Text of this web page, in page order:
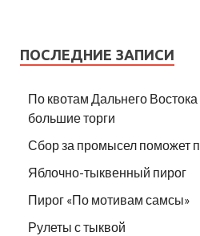
ПОСЛЕДНИЕ ЗАПИСИ
По квотам Дальнего
большие торги
Сбор за промысел поможет
Яблочно-тыквенный пирог
Пирог «По мотивам самсы»
Рулеты с тыквой